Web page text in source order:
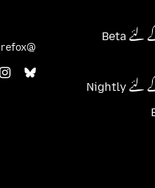
@Firefox کو فالو کریں